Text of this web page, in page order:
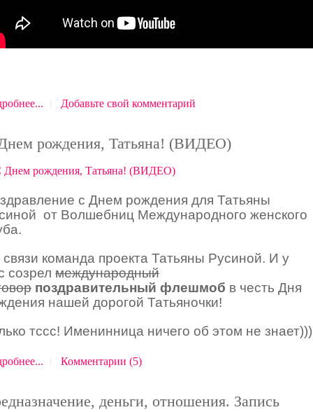
Добавьте свой комментарий
рождения, Татьяна! (ВИДЕО)
с Днем рождения для Татьяны
от Волшебниц Международного женского
команда проекта Татьяны Русиной. И у
созрел международный
поздравительный флешмоб в честь Дня
нашей дорогой Татьяночки!
тссс! Именинница ничего об этом не знает)))
Комментарии (5)
деньги, отношения. Запись